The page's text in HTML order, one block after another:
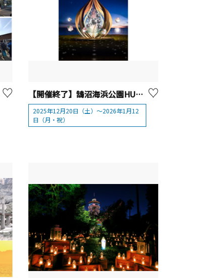
【開催終了】鵠沼海浜公園HUG-RIDE PARK（ハグライドパーク）「湘南の宝石 HUG-RIDE PARK」～Seed of Beginning～
2025年12月20日（土）～2026年1月12
日（月・祝）